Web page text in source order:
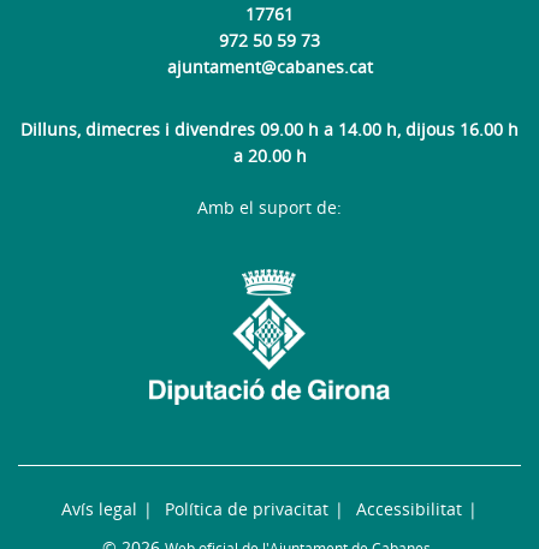
17761
972 50 59 73
ajuntament@cabanes.cat
Dilluns, dimecres i divendres 09.00 h a 14.00 h, dijous 16.00 h
a 20.00 h
Avís legal Política de privacitat
Accessibilitat
Amb el suport de: